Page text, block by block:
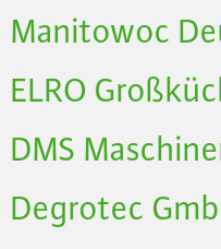
Manitowoc
ELRO
DMS
Degrotec